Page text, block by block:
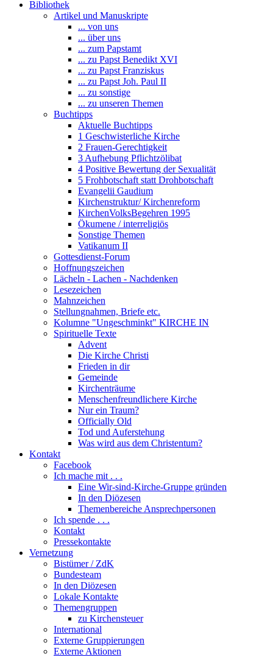
Bibliothek
Artikel und Manuskripte
... von uns
... über uns
... zum Papstamt
... zu Papst Benedikt XVI
... zu Papst Franziskus
... zu Papst Joh. Paul II
... zu sonstige
... zu unseren Themen
Buchtipps
Aktuelle Buchtipps
1 Geschwisterliche Kirche
2 Frauen-Gerechtigkeit
3 Aufhebung Pflichtzölibat
4 Positive Bewertung der Sexualität
5 Frohbotschaft statt Drohbotschaft
Evangelii Gaudium
Kirchenstruktur/ Kirchenreform
KirchenVolksBegehren 1995
Ökumene / interreligiös
Sonstige Themen
Vatikanum II
Gottesdienst-Forum
Hoffnungszeichen
Lächeln - Lachen - Nachdenken
Lesezeichen
Mahnzeichen
Stellungnahmen, Briefe etc.
Kolumne "Ungeschminkt" KIRCHE IN
Spirituelle Texte
Advent
Die Kirche Christi
Frieden in dir
Gemeinde
Kirchenträume
Menschenfreundlichere Kirche
Nur ein Traum?
Officially Old
Tod und Auferstehung
Was wird aus dem Christentum?
Kontakt
Facebook
Ich mache mit . . .
Eine Wir-sind-Kirche-Gruppe gründen
In den Diözesen
Themenbereiche Ansprechpersonen
Ich spende . . .
Kontakt
Pressekontakte
Vernetzung
Bistümer / ZdK
Bundesteam
In den Diözesen
Lokale Kontakte
Themengruppen
zu Kirchensteuer
International
Externe Gruppierungen
Externe Aktionen